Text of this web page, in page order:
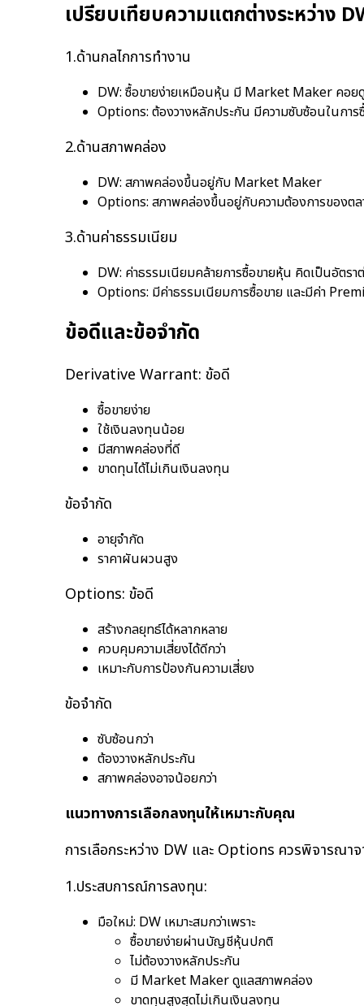
เปรียบเทียบความแตกต่างระหว่าง
1.ด้านกลไกการทำงาน
DW: ซื้อขายง่ายเหมือนหุ้น มี Market Maker คอย
Options: ต้องวางหลักประกัน มีความซับซ้อนในการ
2.ด้านสภาพคล่อง
DW: สภาพคล่องขึ้นอยู่กับ Market Maker
Options: สภาพคล่องขึ้นอยู่กับความต้องการของตล
3.ด้านค่าธรรมเนียม
DW: ค่าธรรมเนียมคล้ายการซื้อขายหุ้น คิดเป็นอัตร
Options: มีค่าธรรมเนียมการซื้อขาย และมีค่า
ข้อดีและข้อจำกัด
Derivative Warrant: ข้อดี
ซื้อขายง่าย
ใช้เงินลงทุนน้อย
มีสภาพคล่องที่ดี
ขาดทุนได้ไม่เกินเงินลงทุน
ข้อจำกัด
อายุจำกัด
ราคาผันผวนสูง
Options: ข้อดี
สร้างกลยุทธ์ได้หลากหลาย
ควบคุมความเสี่ยงได้ดีกว่า
เหมาะกับการป้องกันความเสี่ยง
ข้อจำกัด
ซับซ้อนกว่า
ต้องวางหลักประกัน
สภาพคล่องอาจน้อยกว่า
แนวทางการเลือกลงทุนให้เหมาะกับคุณ
การเลือกระหว่าง DW และ Options ควรพิจารณาจ
1.ประสบการณ์การลงทุน:
มือใหม่: DW เหมาะสมกว่าเพราะ
ซื้อขายง่ายผ่านบัญชีหุ้นปกติ
ไม่ต้องวางหลักประกัน
มี Market Maker ดูแลสภาพคล่อง
ขาดทุนสูงสุดไม่เกินเงินลงทุน